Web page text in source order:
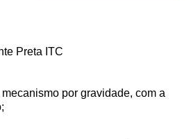
Preta ITC
por gravidade, com a